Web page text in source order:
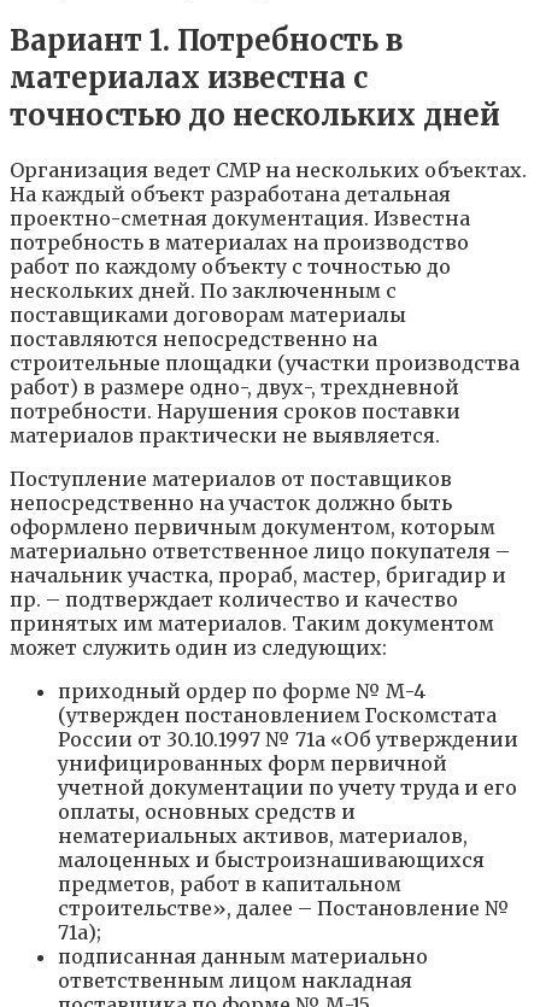
Вариант 1. Потребность в
материалах известна с
точностью до нескольких дней
Организация ведет СМР на нескольких объектах.
На каждый объект разработана детальная
проектно-сметная документация. Известна
потребность в материалах на производство
работ по каждому объекту с точностью до
нескольких дней. По заключенным с
поставщиками договорам материалы
поставляются непосредственно на
строительные площадки (участки производства
работ) в размере одно-, двух-, трехдневной
потребности. Нарушения сроков поставки
материалов практически не выявляется.
Поступление материалов от поставщиков
непосредственно на участок должно быть
оформлено первичным документом, которым
материально ответственное лицо покупателя –
начальник участка, прораб, мастер, бригадир и
пр. – подтверждает количество и качество
принятых им материалов. Таким документом
может служить один из следующих:
приходный ордер по форме № М-4
(утвержден постановлением Госкомстата
России от 30.10.1997 № 71а «Об утверждении
унифицированных форм первичной
учетной документации по учету труда и его
оплаты, основных средств и
нематериальных активов, материалов,
малоценных и быстроизнашивающихся
предметов, работ в капитальном
строительстве», далее – Постановление №
71а);
подписанная данным материально
ответственным лицом накладная